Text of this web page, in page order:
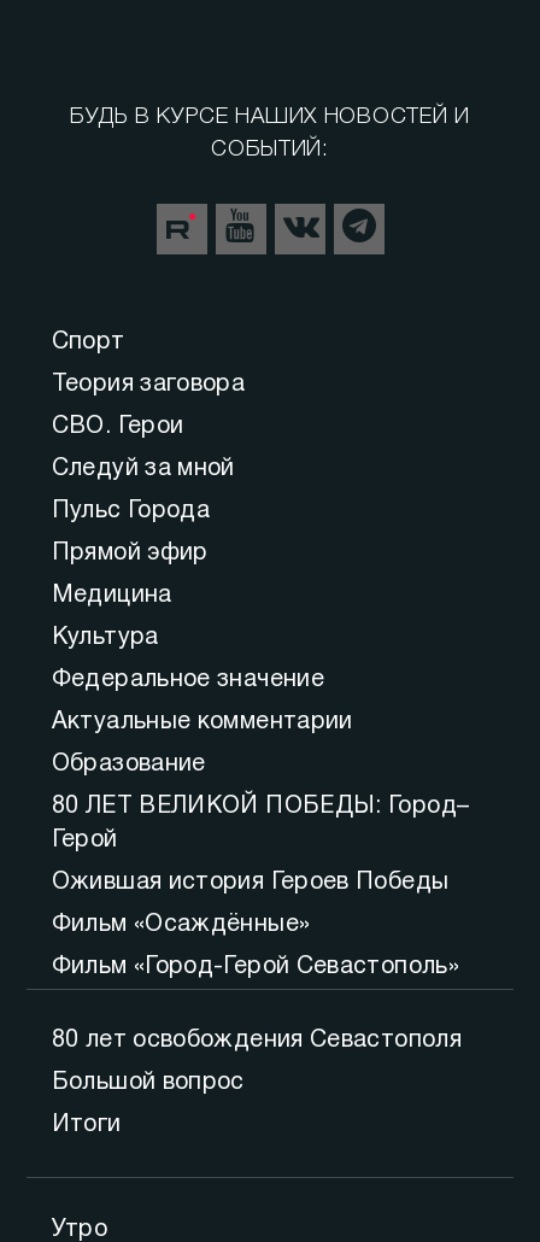
80 лет освобождения Севастополя
Большой вопрос
Итоги
Утро
Спорт
Теория заговора
СВО. Герои
Следуй за мной
Пульс Города
Прямой эфир
Медицина
Культура
Федеральное значение
Актуальные комментарии
Образование
80 ЛЕТ ВЕЛИКОЙ ПОБЕДЫ: Город–
Герой
Ожившая история Героев Победы
Фильм «Осаждённые»
Фильм «Город-Герой Севастополь»
БУДЬ В КУРСЕ НАШИХ НОВОСТЕЙ И
СОБЫТИЙ: